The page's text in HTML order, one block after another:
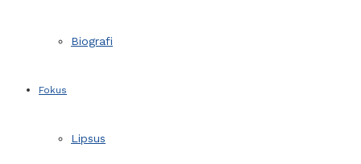
Biografi
Fokus
Lipsus